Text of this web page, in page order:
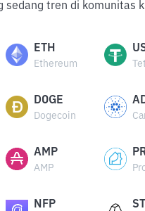
sedang tren di komunitas
ETH
Ethereum
DOGE
Dogecoin
AMP
AMP
NFP